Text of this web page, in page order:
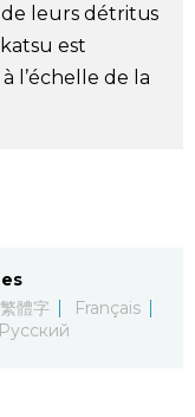
de leurs détritus
est
l’échelle de la
繁體字
Français
Русский